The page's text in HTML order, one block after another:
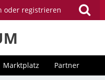
oder registrieren
Marktplatz Partner